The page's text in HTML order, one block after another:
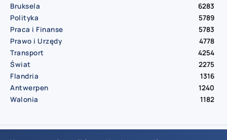
Bruksela
6283
Polityka
5789
Praca i Finanse
5783
Prawo i Urzędy
4778
Transport
4254
Świat
2275
Flandria
1316
Antwerpen
1240
Walonia
1182